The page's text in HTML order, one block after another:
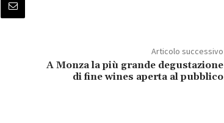
Articolo successivo
A Monza la più grande degustazione
di fine wines aperta al pubblico